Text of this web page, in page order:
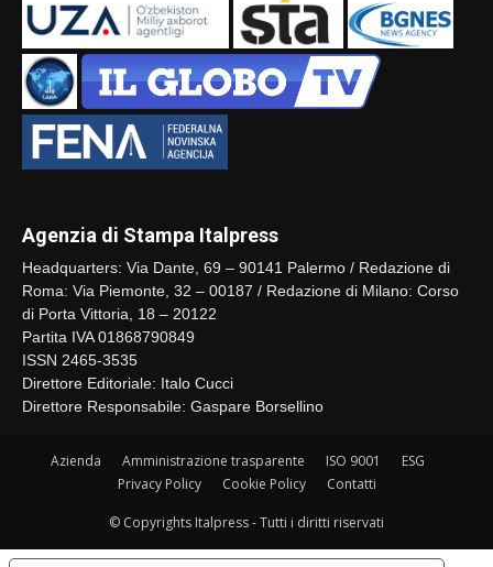
Agenzia di Stampa Italpress
Headquarters: Via Dante, 69 – 90141 Palermo / Redazione di
Roma: Via Piemonte, 32 – 00187 / Redazione di Milano: Corso
di Porta Vittoria, 18 – 20122
Partita IVA 01868790849
ISSN 2465-3535
Direttore Editoriale: Italo Cucci
Direttore Responsabile: Gaspare Borsellino
Azienda Amministrazione trasparente ISO 9001
ESG
Privacy Policy
Cookie Policy Contatti
© Copyrights Italpress - Tutti i diritti riservati